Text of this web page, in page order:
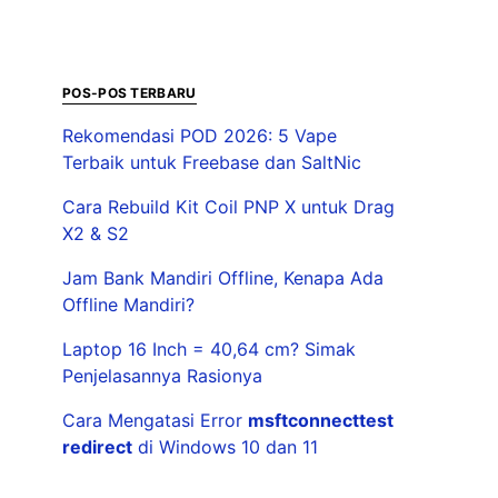
POS-POS TERBARU
Rekomendasi POD 2026: 5 Vape
Terbaik untuk Freebase dan SaltNic
Cara Rebuild Kit Coil PNP X untuk Drag
X2 & S2
Jam Bank Mandiri Offline, Kenapa Ada
Offline Mandiri?
Laptop 16 Inch = 40,64 cm? Simak
Penjelasannya Rasionya
Cara Mengatasi Error msftconnecttest
redirect di Windows 10 dan 11